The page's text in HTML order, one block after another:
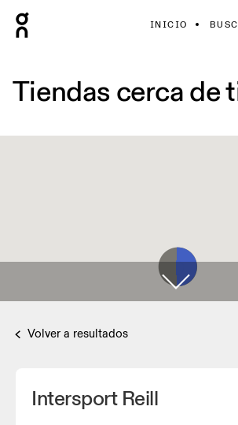
INICIO
Tiendas cerca de
Volver a resultados
Intersport Reill